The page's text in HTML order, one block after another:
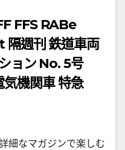
FFS RABe
週刊 鉄道車両
ョン No. 5号
気機関車 特急
細なマガジンで楽しむ